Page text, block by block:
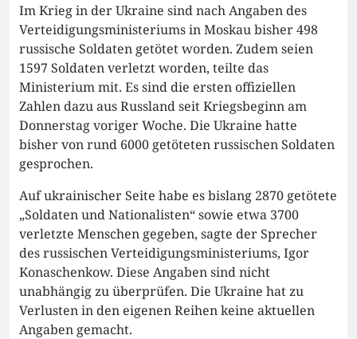
Im Krieg in der Ukraine sind nach Angaben des
Verteidigungsministeriums in Moskau bisher 498
russische Soldaten getötet worden. Zudem seien
1597 Soldaten verletzt worden, teilte das
Ministerium mit. Es sind die ersten offiziellen
Zahlen dazu aus Russland seit Kriegsbeginn am
Donnerstag voriger Woche. Die Ukraine hatte
bisher von rund 6000 getöteten russischen Soldaten
gesprochen.
Auf ukrainischer Seite habe es bislang 2870 getötete
„Soldaten und Nationalisten“ sowie etwa 3700
verletzte Menschen gegeben, sagte der Sprecher
des russischen Verteidigungsministeriums, Igor
Konaschenkow. Diese Angaben sind nicht
unabhängig zu überprüfen. Die Ukraine hat zu
Verlusten in den eigenen Reihen keine aktuellen
Angaben gemacht.